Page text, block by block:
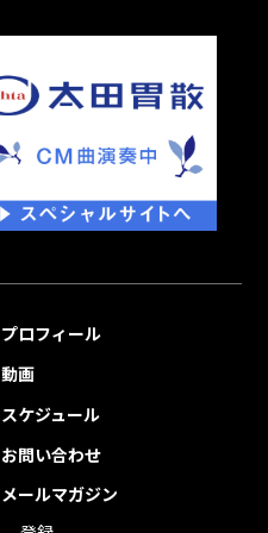
プロフィール
動画
スケジュール
お問い合わせ
メールマガジン